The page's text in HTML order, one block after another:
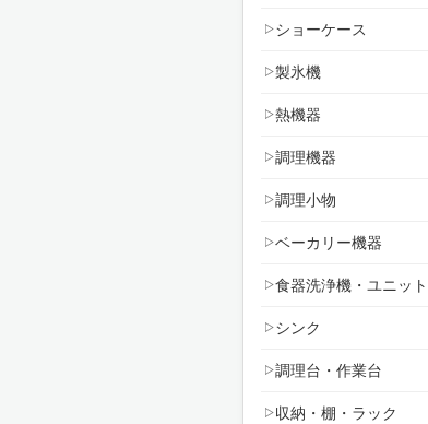
ショーケース
製氷機
熱機器
調理機器
調理小物
ベーカリー機器
食器洗浄機・ユニット
シンク
調理台・作業台
収納・棚・ラック